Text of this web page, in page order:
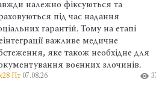
права, а учасники ринку розподіленої
та маневрової генерації матимуть
ширші можливості для отримання
професійної правничої допомоги.
13:04 Пт07.08.26